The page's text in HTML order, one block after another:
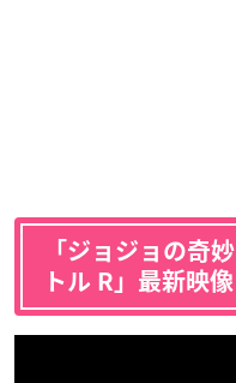
「ジョジョの奇
トル R」最新映像